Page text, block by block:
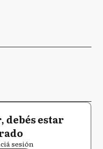
debés estar
sesión